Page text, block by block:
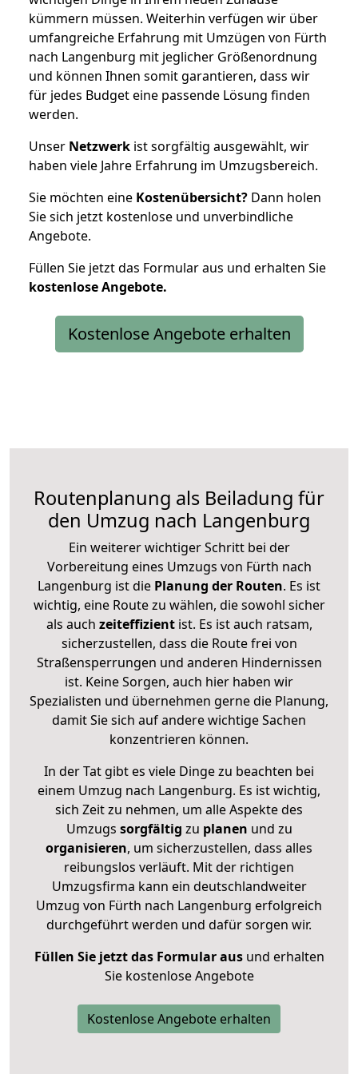
kümmern müssen. Weiterhin verfügen wir über
umfangreiche Erfahrung mit Umzügen von Fürth
nach Langenburg mit jeglicher Größenordnung
und können Ihnen somit garantieren, dass wir
für jedes Budget eine passende Lösung finden
werden.
Unser Netzwerk ist sorgfältig ausgewählt, wir
haben viele Jahre Erfahrung im Umzugsbereich.
Sie möchten eine Kostenübersicht? Dann holen
Sie sich jetzt kostenlose und unverbindliche
Angebote.
Füllen Sie jetzt das Formular aus und erhalten Sie
kostenloseAngebote.
Kostenlose Angebote erhalten
Routenplanung als Beiladung für
den Umzug nach Langenburg
Ein weiterer wichtiger Schritt bei der
Vorbereitung eines Umzugs von Fürth nach
Langenburg ist die Planung der Routen. Es ist
wichtig, eine Route zu wählen, die sowohl sicher
als auch zeiteffizientist. Es ist auch ratsam,
sicherzustellen, dass die Route frei von
Straßensperrungen und anderen Hindernissen
ist. Keine Sorgen, auch hier haben wir
Spezialisten und übernehmen gerne die Planung,
damit Sie sich auf andere wichtige Sachen
konzentrieren können.
In der Tat gibt es viele Dinge zu beachten bei
einem Umzug nach Langenburg. Es ist wichtig,
sich Zeit zu nehmen, um alle Aspekte des
Umzugs sorgfältig zu planen und zu
organisieren, um sicherzustellen, dass alles
reibungslos verläuft. Mit der richtigen
Umzugsfirma kann ein deutschlandweiter
Umzug von Fürth nach Langenburg erfolgreich
durchgeführt werden und dafür sorgen wir.
Füllen Sie jetzt das Formular ausund erhalten
Sie kostenlose Angebote
Kostenlose Angebote erhalten